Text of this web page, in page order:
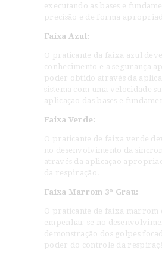
executando as bases e
precisão e de forma
Faixa Azul:
O praticante da faixa azul
conhecimento e a segurança
poder obtido através da
sistema com uma velocidade
aplicação das bases e
Faixa Verde:
O praticante de faixa verde
no desenvolvimento da
através da aplicação
da respiração.
Faixa Marrom 3º Grau:
O praticante de faixa marrom
empenhar-se no
demonstração dos golpes
poder do controle da